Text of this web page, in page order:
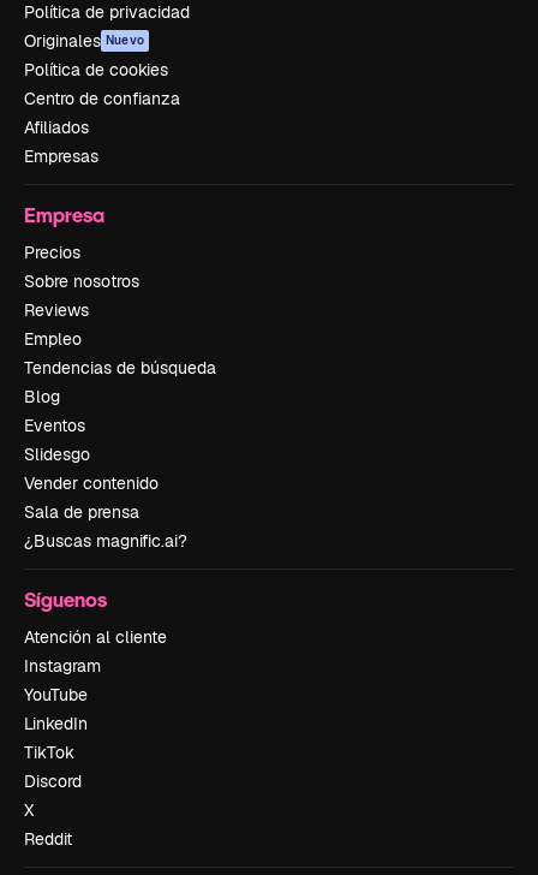
Política de privacidad
Originales Nuevo
Política de cookies
Centro de confianza
Afiliados
Empresas
Empresa
Precios
Sobre nosotros
Reviews
Empleo
Tendencias de búsqueda
Blog
Eventos
Slidesgo
Vender contenido
Sala de prensa
¿Buscas magnific.ai?
Síguenos
Atención al cliente
Instagram
YouTube
LinkedIn
TikTok
Discord
X
Reddit